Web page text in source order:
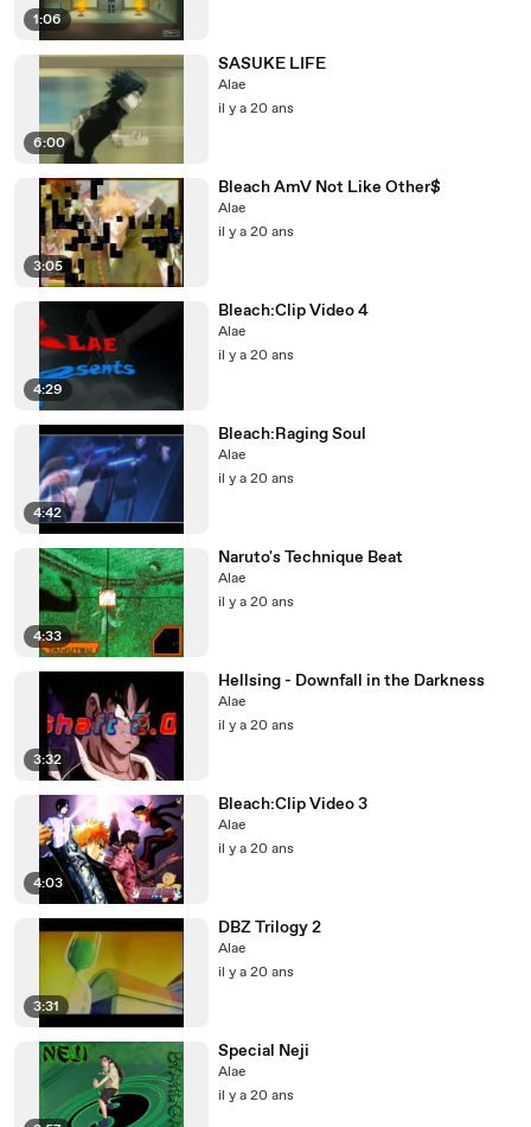
1:06
6:00
SASUKE LIFE
Alae
il y a 20 ans
3:05
Bleach AmV Not Like Other$
Alae
il y a 20 ans
4:29
Bleach:Clip Video 4
Alae
il y a 20 ans
4:42
Bleach:Raging Soul
Alae
il y a 20 ans
4:33
Naruto's Technique Beat
Alae
il y a 20 ans
3:32
Hellsing - Downfall in the Darkness
Alae
il y a 20 ans
4:03
Bleach:Clip Video 3
Alae
il y a 20 ans
3:31
DBZ Trilogy 2
Alae
il y a 20 ans
Special Neji
Alae
il y a 20 ans